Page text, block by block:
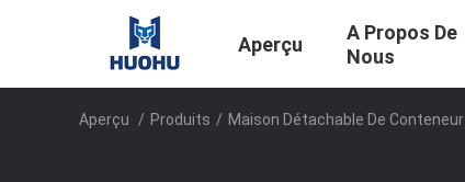
Aperçu
A Propos De
Nous
Aperçu / Produits / Maison Détachable De Conteneur